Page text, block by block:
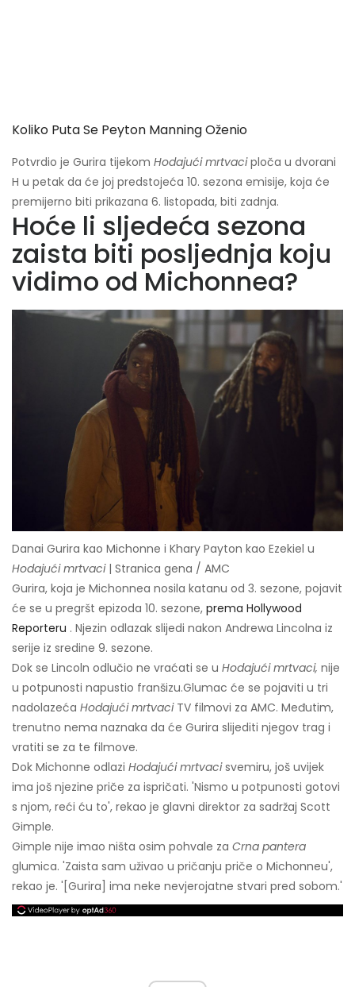
Koliko Puta Se Peyton Manning Oženio
Potvrdio je Gurira tijekom Hodajući mrtvaciploča u dvorani
H u petak da će joj predstojeća 10. sezona emisije, koja će
premijerno biti prikazana 6. listopada, biti zadnja.
Hoće li sljedeća sezona
zaista biti posljednja koju
vidimo od Michonnea?
Danai Gurira kao Michonne i Khary Payton kao Ezekiel u
Hodajući mrtvaci| Stranica gena / AMC
Gurira, koja je Michonnea nosila katanu od 3. sezone, pojavit
će se u pregršt epizoda 10. sezone, prema Hollywood
Reporteru . Njezin odlazak slijedi nakon Andrewa Lincolna iz
serije iz sredine 9. sezone.
Dok se Lincoln odlučio ne vraćati se u Hodajući mrtvaci, nije
u potpunosti napustio franšizu.Glumac će se pojaviti u tri
nadolazeća Hodajući mrtvaciTV filmovi za AMC. Međutim,
trenutno nema naznaka da će Gurira slijediti njegov trag i
vratiti se za te filmove.
Dok Michonne odlazi Hodajući mrtvacisvemiru, još uvijek
ima još njezine priče za ispričati. 'Nismo u potpunosti gotovi
s njom, reći ću to', rekao je glavni direktor za sadržaj Scott
Gimple.
Gimple nije imao ništa osim pohvale za Crna pantera
glumica. 'Zaista sam uživao u pričanju priče o Michonneu',
rekao je. '[Gurira] ima neke nevjerojatne stvari pred sobom.'